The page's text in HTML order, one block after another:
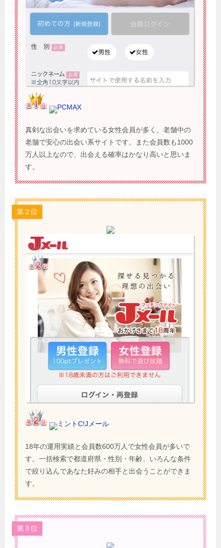
PCMAX
真剣な出会いを求めている女性会員が多く、老舗中の
老舗で安心の出会い系サイトです。また会員数も1000
万人以上なので、出会える確率はかなり高いと思いま
す。
第２位
ミントC!Jメール
18年の運用実績と会員数600万人で女性会員が多いで
す。一括検索で都道府県・性別・年齢、いろんな条件
で絞り込んであなた好みの相手と出会うことができま
す。
第３位